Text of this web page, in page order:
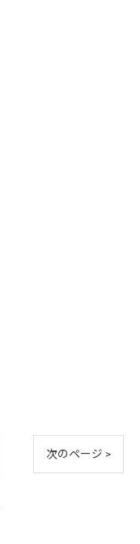
次のページ >